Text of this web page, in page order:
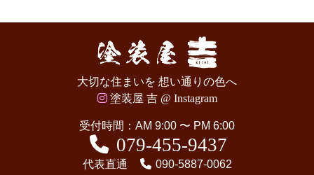
大切な住まいを 想い通りの色へ
塗装屋 吉 @ Instagram
受付時間：AM 9:00 〜 PM 6:00
079-455-9437
代表直通 090-5887-0062